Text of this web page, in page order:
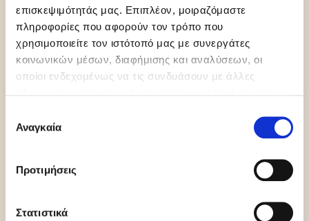
επισκεψιμότητάς μας. Επιπλέον, μοιραζόμαστε
πληροφορίες που αφορούν τον τρόπο που
χρησιμοποιείτε τον ιστότοπό μας με συνεργάτες
κοινωνικών μέσων, διαφήμισης και αναλύσεων, οι
οποίοι ενδεχομένως να τις συνδυάσουν με άλλες
των υπηρεσιών τους.
συγκατάθεσης
Αναγκαία
Προτιμήσεις
Στατιστικά